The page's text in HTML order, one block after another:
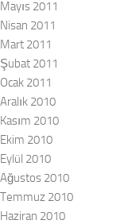
Mayıs 2011
Nisan 2011
Mart 2011
Şubat 2011
Ocak 2011
Aralık 2010
Kasım 2010
Ekim 2010
Eylül 2010
Ağustos 2010
Temmuz 2010
Haziran 2010